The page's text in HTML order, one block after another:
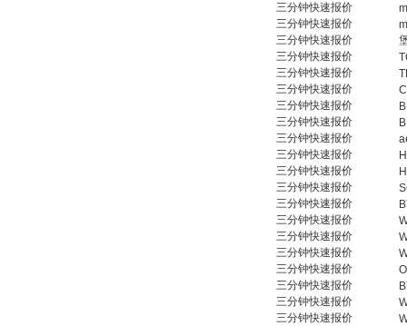
三分钟快速报价
三分钟快速报价
三分钟快速报价
三分钟快速报价
三分钟快速报价
三分钟快速报价
三分钟快速报价
三分钟快速报价
三分钟快速报价
三分钟快速报价
三分钟快速报价
三分钟快速报价
三分钟快速报价
三分钟快速报价
三分钟快速报价
三分钟快速报价
三分钟快速报价
三分钟快速报价
三分钟快速报价
三分钟快速报价